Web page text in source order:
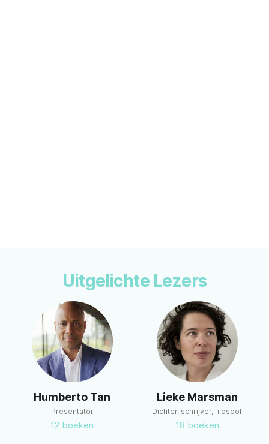
Uitgelichte Lezers
Humberto Tan
Presentator
12 boeken
Lieke Marsman
Dichter, schrijver, filosoof
18 boeken